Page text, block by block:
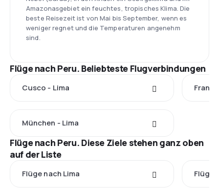
Amazonasgebiet ein feuchtes, tropisches Klima. Die
beste Reisezeit ist von Mai bis September, wenn es
weniger regnet und die Temperaturen angenehm
sind.
Flüge nach Peru. Beliebteste Flugverbindungen
Cusco - Lima
München - Lima
Flüge nach Peru. Diese Ziele stehen ganz oben
auf der Liste
Flüge nach Lima Flüge